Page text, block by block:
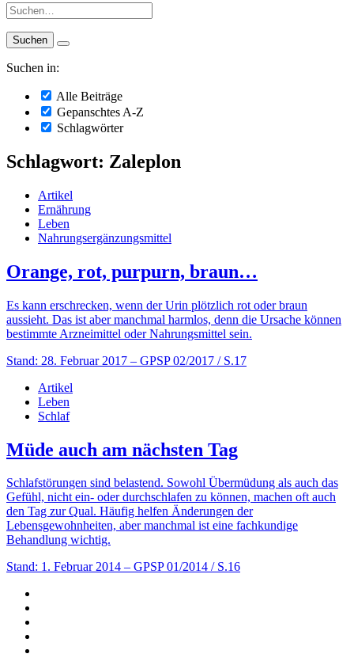
Suche:
Suchen in:
Alle Beiträge
Gepanschtes A-Z
Schlagwörter
Schlagwort: Zaleplon
Artikel
Ernährung
Leben
Nahrungsergänzungsmittel
Orange, rot, purpurn, braun…
Es kann erschrecken, wenn der Urin plötzlich rot oder braun
aussieht. Das ist aber manchmal harmlos, denn die Ursache können
bestimmte Arzneimittel oder Nahrungsmittel sein.
Stand: 28. Februar 2017 – GPSP 02/2017 / S.17
Artikel
Leben
Schlaf
Müde auch am nächsten Tag
Schlafstörungen sind belastend. Sowohl Übermüdung als auch das
Gefühl, nicht ein- oder durchschlafen zu können, machen oft auch
den Tag zur Qual. Häufig helfen Änderungen der
Lebensgewohnheiten, aber manchmal ist eine fachkundige
Behandlung wichtig.
Stand: 1. Februar 2014 – GPSP 01/2014 / S.16